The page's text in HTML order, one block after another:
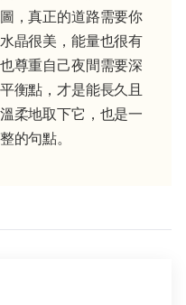
，真正的道路需要你
晶很美，能量也很有
尊重自己夜間需要深
衡點，才是能長久且
柔地取下它，也是一
的句點。